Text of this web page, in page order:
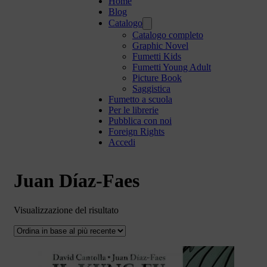
Blog
Catalogo
Catalogo completo
Graphic Novel
Fumetti Kids
Fumetti Young Adult
Picture Book
Saggistica
Fumetto a scuola
Per le librerie
Pubblica con noi
Foreign Rights
Accedi
Juan Díaz-Faes
Visualizzazione del risultato